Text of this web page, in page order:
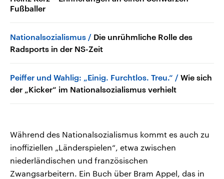
Fußballer
Nationalsozialismus
Die unrühmliche Rolle des
Radsports in der NS-Zeit
Peiffer und Wahlig: „Einig. Furchtlos. Treu.“
Wie sich
der „Kicker“ im Nationalsozialismus verhielt
Während des Nationalsozialismus kommt es auch zu
inoffiziellen „Länderspielen“, etwa zwischen
niederländischen und französischen
Zwangsarbeitern. Ein Buch über Bram Appel, das in